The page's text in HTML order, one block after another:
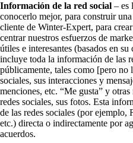
Información de la red social – es
conocerlo mejor, para construir
cliente de Winter-Expert, para
centrar nuestros esfuerzos de
útiles e interesantes (basados en
incluye toda la información de las
públicamente, tales como [pero no
sociales, sus interacciones y
menciones, etc. “Me gusta” y
redes sociales, sus fotos. Esta
de las redes sociales (por ejemplo,
etc.) directa o indirectamente por
acuerdos.